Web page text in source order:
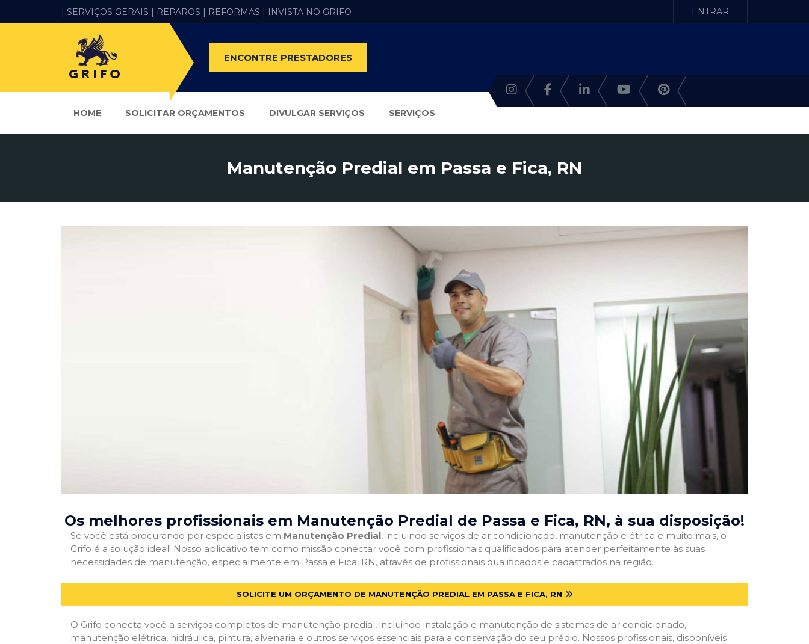
| SERVIÇOS GERAIS | REPAROS | REFORMAS | INVISTA NO GRIFO ENTRAR
ENCONTRE PRESTADORES
HOME SOLICITAR ORÇAMENTOS DIVULGAR SERVIÇOS SERVIÇOS
Manutenção Predial em Passa e Fica, RN
Os melhores profissionais em Manutenção Predial de Passa e Fica, RN, à sua disposição!
Se você está procurando por especialistas em Manutenção Predial, incluindo serviços de ar condicionado, manutenção elétrica e muito mais, o
Grifo é a solução ideal! Nosso aplicativo tem como missão conectar você com profissionais qualificados para atender perfeitamente às suas
necessidades de manutenção, especialmente em Passa e Fica, RN, através de profissionais qualificados e cadastrados na região.
SOLICITE UM ORÇAMENTO DE MANUTENÇÃO PREDIAL EM PASSA E FICA, RN
O Grifo conecta você a serviços completos de manutenção predial, incluindo instalação e manutenção de sistemas de ar condicionado,
manutenção elétrica, hidráulica, pintura, alvenaria e outros serviços essenciais para a conservação do seu prédio. Nossos profissionais, disponíveis